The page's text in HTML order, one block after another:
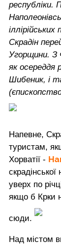
республіки.
іллірійських
Скрадін
Угорщини. З
як осереддя
Шибеник, і
Напевне,
туристам,
Хорватії -
уверх по
якщо б Крки
сюди.
Над містом